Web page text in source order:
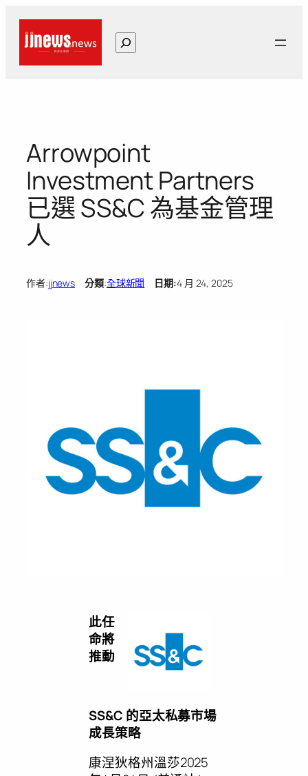
搜
尋
Arrowpoint
Investment Partners
已選 SS&C 為基金管理
人
作者:jjnews 分類:全球新聞 日期:4 月 24, 2025
此任
命將
推動
SS&C 的亞太私募市場
成長策略
康涅狄格州溫莎2025